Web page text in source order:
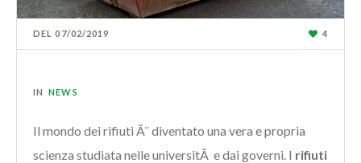
DEL07/02/2019 4
IN NEWS
Il mondo dei rifiuti Ã¨ diventato una vera e propria
scienza studiata nelle universitÃ e dai governi. I rifiuti